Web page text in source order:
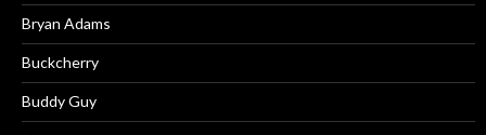
Bryan Adams
Buckcherry
Buddy Guy